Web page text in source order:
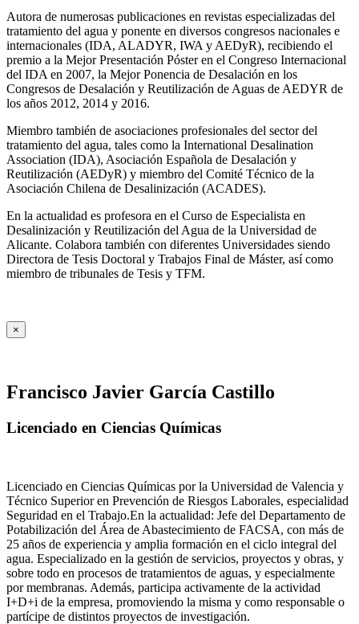
Autora de numerosas publicaciones en revistas especializadas del
tratamiento del agua y ponente en diversos congresos nacionales e
internacionales (IDA, ALADYR, IWA y AEDyR), recibiendo el
premio a la Mejor Presentación Póster en el Congreso Internacional
del IDA en 2007, la Mejor Ponencia de Desalación en los
Congresos de Desalación y Reutilización de Aguas de AEDYR de
los años 2012, 2014 y 2016.
Miembro también de asociaciones profesionales del sector del
tratamiento del agua, tales como la International Desalination
Association (IDA), Asociación Española de Desalación y
Reutilización (AEDyR) y miembro del Comité Técnico de la
Asociación Chilena de Desalinización (ACADES).
En la actualidad es profesora en el Curso de Especialista en
Desalinización y Reutilización del Agua de la Universidad de
Alicante. Colabora también con diferentes Universidades siendo
Directora de Tesis Doctoral y Trabajos Final de Máster, así como
miembro de tribunales de Tesis y TFM.
×
Francisco Javier García Castillo
Licenciado en Ciencias Químicas
Licenciado en Ciencias Químicas por la Universidad de Valencia y
Técnico Superior en Prevención de Riesgos Laborales, especialidad
Seguridad en el Trabajo.En la actualidad: Jefe del Departamento de
Potabilización del Área de Abastecimiento de FACSA, con más de
25 años de experiencia y amplia formación en el ciclo integral del
agua. Especializado en la gestión de servicios, proyectos y obras, y
sobre todo en procesos de tratamientos de aguas, y especialmente
por membranas. Además, participa activamente de la actividad
I+D+i de la empresa, promoviendo la misma y como responsable o
partícipe de distintos proyectos de investigación.